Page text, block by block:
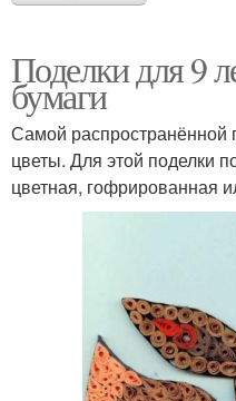
Поделки для 9
бумаги
Самой распространённой
цветы. Для этой поделки
цветная, гофрированная